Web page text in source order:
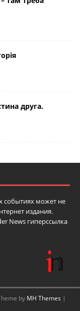
друга.
событиях может не
издания.
News гиперссылка
by MH Themes |